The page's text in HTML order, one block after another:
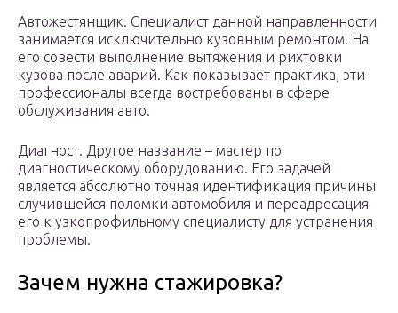
Автожестянщик. Специалист данной направленности
занимается исключительно кузовным ремонтом. На
его совести выполнение вытяжения и рихтовки
кузова после аварий. Как показывает практика, эти
профессионалы всегда востребованы в сфере
обслуживания авто.
Диагност. Другое название – мастер по
диагностическому оборудованию. Его задачей
является абсолютно точная идентификация причины
случившейся поломки автомобиля и переадресация
его к узкопрофильному специалисту для устранения
проблемы.
Зачем нужна стажировка?